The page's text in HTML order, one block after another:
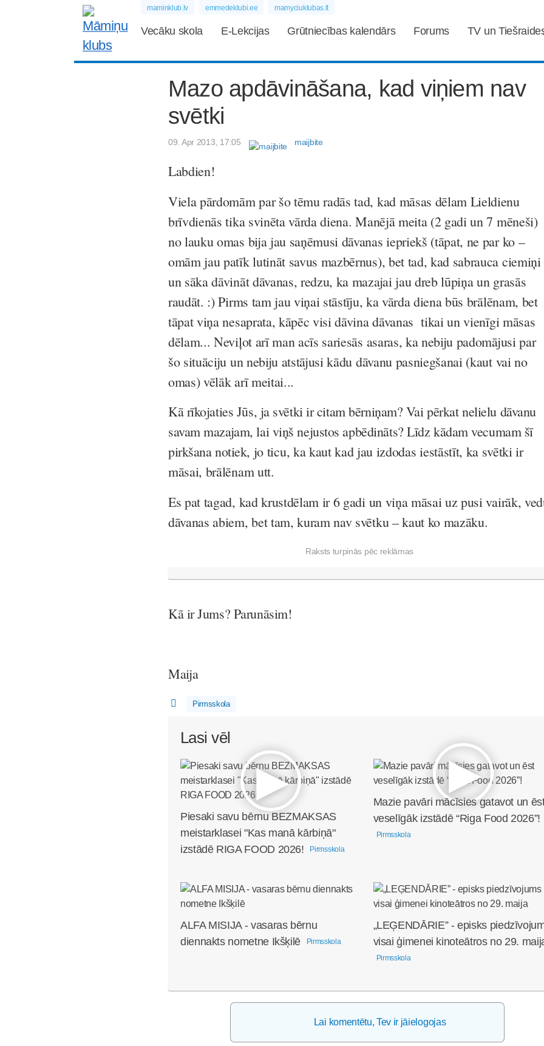
maminklub.lv emmedeklubi.ee mamyciuklubas.lt
Vecāku skola E-Lekcijas Grūtniecības kalendārs Forums TV un
Mazo apdāvināšana, kad viņiem nav
svētki
09. Apr 2013, 17:05 maijbite
Labdien!
Viela pārdomām par šo tēmu radās tad, kad māsas dēlam Lieldienu
brīvdienās tika svinēta vārda diena. Manējā meita (2 gadi un 7 mēneši)
no lauku omas bija jau saņēmusi dāvanas iepriekš (tāpat, ne par ko –
omām jau patīk lutināt savus mazbērnus), bet tad, kad sabrauca ciemiņi
un sāka dāvināt dāvanas, redzu, ka mazajai jau dreb lūpiņa un grasās
raudāt. :) Pirms tam jau viņai stāstīju, ka vārda diena būs brālēnam, bet
tāpat viņa nesaprata, kāpēc visi dāvina dāvanas tikai un vienīgi māsas
dēlam... Neviļot arī man acīs sariesās asaras, ka nebiju padomājusi par
šo situāciju un nebiju atstājusi kādu dāvanu pasniegšanai (kaut vai no
omas) vēlāk arī meitai...
Kā rīkojaties Jūs, ja svētki ir citam bērniņam? Vai pērkat nelielu dāvanu
savam mazajam, lai viņš nejustos apbēdināts? Līdz kādam vecumam šī
pirkšana notiek, jo ticu, ka kaut kad jau izdodas iestāstīt, ka svētki ir
māsai, brālēnam utt.
Es pat tagad, kad krustdēlam ir 6 gadi un viņa māsai uz pusi vairāk,
dāvanas abiem, bet tam, kuram nav svētku – kaut ko mazāku.
Raksts turpinās pēc reklāmas
Kā ir Jums? Parunāsim!
Maija
Pirmsskola
Lasi vēl
Piesaki savu bērnu BEZMAKSAS
meistarklasei "Kas manā kārbiņā"
izstādē RIGA FOOD 2026!
Pirmsskola
Mazie pavāri mācīsies gatavot un
veselīgāk izstādē “Riga Food 2026”!
Pirmsskola
ALFA MISIJA - vasaras bērnu
diennakts nometne Ikšķilē
Pirmsskola
„LEĢENDĀRIE” - episks
visai ģimenei kinoteātros no 29.
Pirmsskola
Lai komentētu, Tev ir jāielogojas